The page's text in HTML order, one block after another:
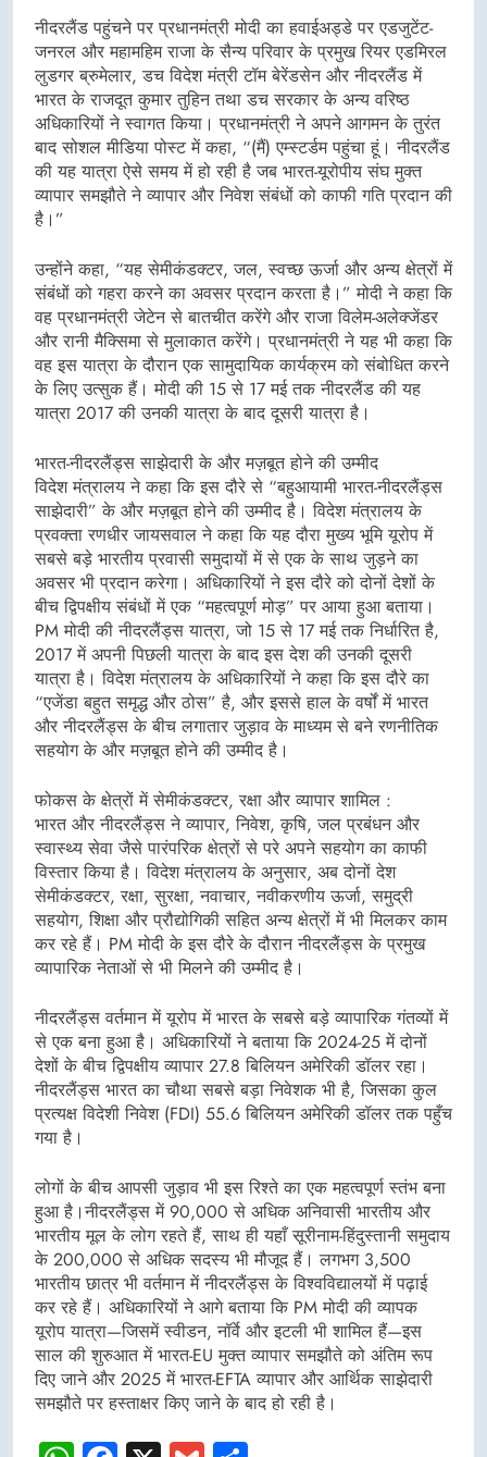
नीदरलैंड पहुंचने पर प्रधानमंत्री मोदी का हवाईअड्डे पर एडजुटेंट-
जनरल और महामहिम राजा के सैन्य परिवार के प्रमुख रियर एडमिरल
लुडगर ब्रुमेलार, डच विदेश मंत्री टॉम बेरेंडसेन और नीदरलैंड में
भारत के राजदूत कुमार तुहिन तथा डच सरकार के अन्य वरिष्ठ
अधिकारियों ने स्वागत किया। प्रधानमंत्री ने अपने आगमन के तुरंत
बाद सोशल मीडिया पोस्ट में कहा, “(मैं) एम्स्टर्डम पहुंचा हूं। नीदरलैंड
की यह यात्रा ऐसे समय में हो रही है जब भारत-यूरोपीय संघ मुक्त
व्यापार समझौते ने व्यापार और निवेश संबंधों को काफी गति प्रदान की
है।”
उन्होंने कहा, “यह सेमीकंडक्टर, जल, स्वच्छ ऊर्जा और अन्य क्षेत्रों में
संबंधों को गहरा करने का अवसर प्रदान करता है।” मोदी ने कहा कि
वह प्रधानमंत्री जेटेन से बातचीत करेंगे और राजा विलेम-अलेक्जेंडर
और रानी मैक्सिमा से मुलाकात करेंगे। प्रधानमंत्री ने यह भी कहा कि
वह इस यात्रा के दौरान एक सामुदायिक कार्यक्रम को संबोधित करने
के लिए उत्सुक हैं। मोदी की 15 से 17 मई तक नीदरलैंड की यह
यात्रा 2017 की उनकी यात्रा के बाद दूसरी यात्रा है।
भारत-नीदरलैंड्स साझेदारी के और मज़बूत होने की उम्मीद
विदेश मंत्रालय ने कहा कि इस दौरे से “बहुआयामी भारत-नीदरलैंड्स
साझेदारी” के और मज़बूत होने की उम्मीद है। विदेश मंत्रालय के
प्रवक्ता रणधीर जायसवाल ने कहा कि यह दौरा मुख्य भूमि यूरोप में
सबसे बड़े भारतीय प्रवासी समुदायों में से एक के साथ जुड़ने का
अवसर भी प्रदान करेगा। अधिकारियों ने इस दौरे को दोनों देशों के
बीच द्विपक्षीय संबंधों में एक “महत्वपूर्ण मोड़” पर आया हुआ बताया।
PM मोदी की नीदरलैंड्स यात्रा, जो 15 से 17 मई तक निर्धारित है,
2017 में अपनी पिछली यात्रा के बाद इस देश की उनकी दूसरी
यात्रा है। विदेश मंत्रालय के अधिकारियों ने कहा कि इस दौरे का
“एजेंडा बहुत समृद्ध और ठोस” है, और इससे हाल के वर्षों में भारत
और नीदरलैंड्स के बीच लगातार जुड़ाव के माध्यम से बने रणनीतिक
सहयोग के और मज़बूत होने की उम्मीद है।
फोकस के क्षेत्रों में सेमीकंडक्टर, रक्षा और व्यापार शामिल :
भारत और नीदरलैंड्स ने व्यापार, निवेश, कृषि, जल प्रबंधन और
स्वास्थ्य सेवा जैसे पारंपरिक क्षेत्रों से परे अपने सहयोग का काफी
विस्तार किया है। विदेश मंत्रालय के अनुसार, अब दोनों देश
सेमीकंडक्टर, रक्षा, सुरक्षा, नवाचार, नवीकरणीय ऊर्जा, समुद्री
सहयोग, शिक्षा और प्रौद्योगिकी सहित अन्य क्षेत्रों में भी मिलकर काम
कर रहे हैं। PM मोदी के इस दौरे के दौरान नीदरलैंड्स के प्रमुख
व्यापारिक नेताओं से भी मिलने की उम्मीद है।
नीदरलैंड्स वर्तमान में यूरोप में भारत के सबसे बड़े व्यापारिक गंतव्यों में
से एक बना हुआ है। अधिकारियों ने बताया कि 2024-25 में दोनों
देशों के बीच द्विपक्षीय व्यापार 27.8 बिलियन अमेरिकी डॉलर रहा।
नीदरलैंड्स भारत का चौथा सबसे बड़ा निवेशक भी है, जिसका कुल
प्रत्यक्ष विदेशी निवेश (FDI) 55.6 बिलियन अमेरिकी डॉलर तक पहुँच
गया है।
लोगों के बीच आपसी जुड़ाव भी इस रिश्ते का एक महत्वपूर्ण स्तंभ बना
हुआ है।नीदरलैंड्स में 90,000 से अधिक अनिवासी भारतीय और
भारतीय मूल के लोग रहते हैं, साथ ही यहाँ सूरीनाम-हिंदुस्तानी समुदाय
के 200,000 से अधिक सदस्य भी मौजूद हैं। लगभग 3,500
भारतीय छात्र भी वर्तमान में नीदरलैंड्स के विश्वविद्यालयों में पढ़ाई
कर रहे हैं। अधिकारियों ने आगे बताया कि PM मोदी की व्यापक
यूरोप यात्रा—जिसमें स्वीडन, नॉर्वे और इटली भी शामिल हैं—इस
साल की शुरुआत में भारत-EU मुक्त व्यापार समझौते को अंतिम रूप
दिए जाने और 2025 में भारत-EFTA व्यापार और आर्थिक साझेदारी
समझौते पर हस्ताक्षर किए जाने के बाद हो रही है।